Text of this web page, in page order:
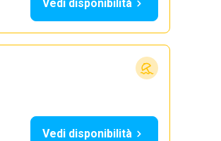
Vedi disponibilità
Vedi disponibilità